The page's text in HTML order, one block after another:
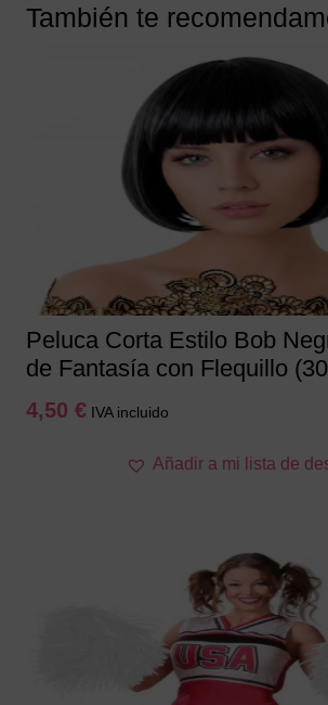
También te
Peluca Corta Estilo Bob
de Fantasía con Flequillo
4,50 € IVA incluido
Añadir a mi lista de